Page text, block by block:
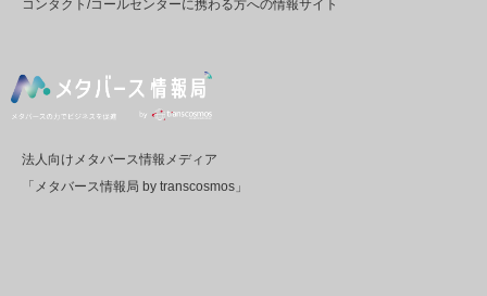
コンタクト/コールセンターに携わる方への情報サイト
法人向けメタバース情報メディア
「メタバース情報局 by transcosmos」